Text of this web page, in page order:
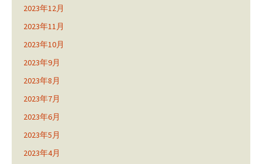
2023年12月
2023年11月
2023年10月
2023年9月
2023年8月
2023年7月
2023年6月
2023年5月
2023年4月